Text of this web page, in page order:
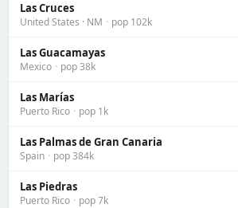
Las Cruces
United States · NM · pop 102k
Las Guacamayas
Mexico · pop 38k
Las Marías
Puerto Rico · pop 1k
Las Palmas de Gran Canaria
Spain · pop 384k
Las Piedras
Puerto Rico · pop 7k